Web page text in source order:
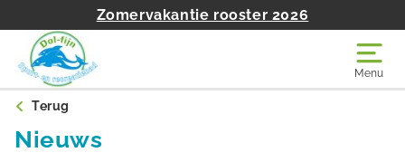
Zomervakantie rooster 2026
Menu
Terug
Nieuws